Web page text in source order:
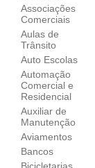
Associações
Comerciais
Aulas de
Trânsito
Auto Escolas
Automação
Comercial e
Residencial
Auxiliar de
Manutenção
Aviamentos
Bancos